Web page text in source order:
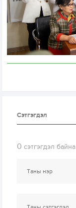
Сэтгэгдэл
0 сэтгэгдэл байна